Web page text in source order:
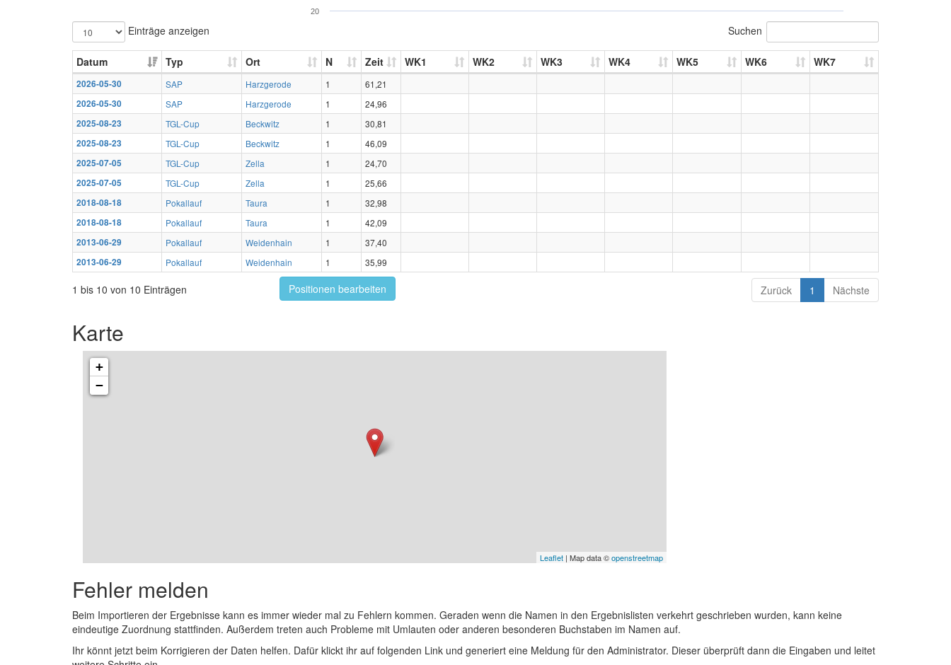
20
Einträge anzeigen Suchen
Datum Typ Ort N Zeit WK1 WK2 WK3 WK4 WK5 WK6 WK7
2026-05-30 SAP Harzgerode 1
61,21
2026-05-30
SAP Harzgerode 1
24,96
2025-08-23
TGL-Cup Beckwitz 1
30,81
2025-08-23
TGL-Cup Beckwitz 1
46,09
2025-07-05
TGL-Cup Zella 1
24,70
2025-07-05
TGL-Cup Zella 1
25,66
2018-08-18
Pokallauf Taura 1
32,98
2018-08-18
Pokallauf Taura 1
42,09
2013-06-29
Pokallauf Weidenhain 1
37,40
2013-06-29
Pokallauf Weidenhain 1 35,99
1 bis 10 von 10 Einträgen Positionen bearbeiten Zurück 1 Nächste
Karte
+
−
Leaflet | Map data ©openstreetmap
Fehler melden
Beim Importieren der Ergebnisse kann es immer wieder mal zu Fehlern kommen. Geraden wenn die Namen in den Ergebnislisten verkehrt geschrieben wurden, kann keine
eindeutige Zuordnung stattfinden. Außerdem treten auch Probleme mit Umlauten oder anderen besonderen Buchstaben im Namen auf.
Ihr könnt jetzt beim Korrigieren der Daten helfen. Dafür klickt ihr auf folgenden Link und generiert eine Meldung für den Administrator. Dieser überprüft dann die Eingaben und leitet